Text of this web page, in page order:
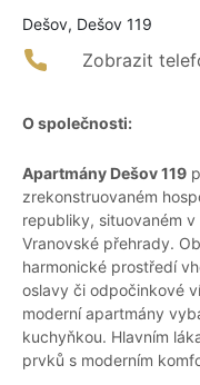
Dešov, Dešov 119
Zobrazit
O společnosti:
Apartmány Dešov 119
zrekonstruovaném
republiky, situovaném
Vranovské přehrady.
harmonické prostředí
oslavy či odpočinkové
moderní apartmány
kuchyňkou. Hlavním
prvků s moderním